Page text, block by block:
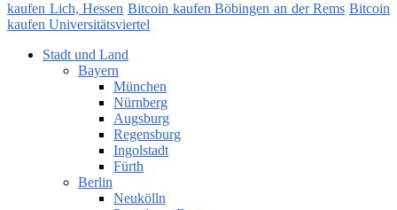
kaufen Lich, Hessen Bitcoin kaufen Böbingen an der Rems Bitcoin
kaufen Universitätsviertel
Stadt und Land
Bayern
München
Nürnberg
Augsburg
Regensburg
Ingolstadt
Fürth
Berlin
Neukölln